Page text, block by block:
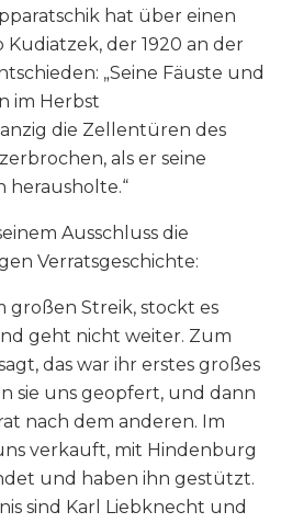
hat über einen
der 1920 an der
„Seine Fäuste und
im Herbst
die Zellentüren des
als er seine
herausholte.“
Ausschluss die
Verratsgeschichte:
großen Streik, stockt es
geht nicht weiter. Zum
das war ihr erstes großes
sie uns geopfert, und dann
nach dem anderen. Im
verkauft, mit Hindenburg
und haben ihn gestützt.
sind Karl Liebknecht und